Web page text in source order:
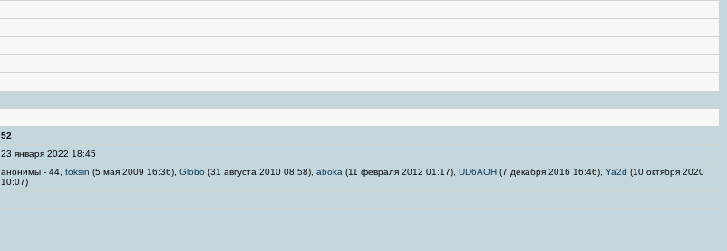
52
23 января 2022 18:45
анонимы - 44, toksin (5 мая 2009 16:36), Globo (31 августа 2010 08:58), aboka (11 февраля 2012 01:17), UD6AOH (7 декабря 2016 16:46), Ya2d (10 октября 2020
10:07)